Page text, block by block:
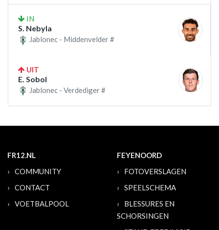
IN
S. Nebyla
Jablonec - Middenvelder #
UIT
E. Sobol
Jablonec - Verdediger #
FR12.NL
COMMUNITY
CONTACT
VOETBALPOOL
FEYENOORD
FOTOVERSLAGEN
SPEELSCHEMA
BLESSURES EN
SCHORSINGEN